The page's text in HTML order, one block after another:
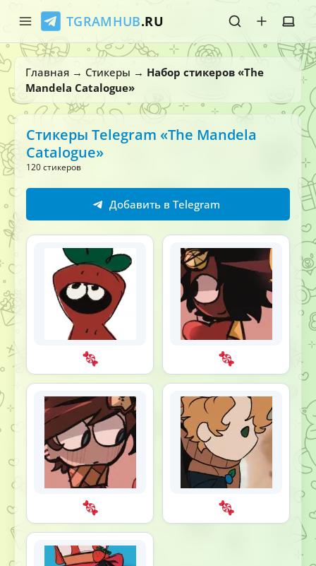
TGRAMHUB.RU
Главная
Стикеры
Боты
О нас
Главная → Стикеры → Набор стикеров «The
Mandela Catalogue»
Стикеры Telegram «The Mandela
Catalogue»
120 стикеров
Добавить в Telegram